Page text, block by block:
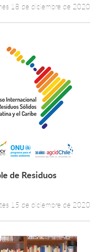
18 de diciembre de 2020
Leer más +
de Residuos
15 de diciembre de 2020